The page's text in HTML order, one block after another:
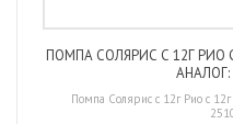
ПОМПА СОЛЯРИС С 12Г РИО С
АНАЛОГ:
Помпа Солярис с 12г Рио с